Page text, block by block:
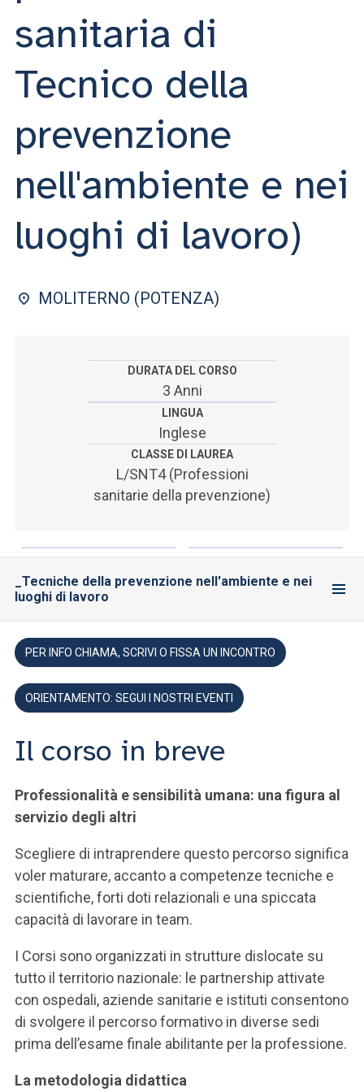
SEI UN DOCENTE O UN MEMBRO DELLO STAFF
ACCEDI A CLOUDMAIL
sanitaria di
Tecnico della
prevenzione
nell'ambiente e nei
luoghi di lavoro)
MOLITERNO (POTENZA)
DURATA DEL CORSO
3 Anni
LINGUA
Inglese
CLASSE DI LAUREA
L/SNT4 (Professioni
sanitarie della prevenzione)
_Tecniche della prevenzione nell'ambiente e nei
luoghi di lavoro
PER INFO CHIAMA, SCRIVI O FISSA UN INCONTRO
ORIENTAMENTO: SEGUI I NOSTRI EVENTI
Il corso in breve
Professionalità e sensibilità umana: una figura al
servizio degli altri
Scegliere di intraprendere questo percorso significa
voler maturare, accanto a competenze tecniche e
scientifiche, forti doti relazionali e una spiccata
capacità di lavorare in team.
I Corsi sono organizzati in strutture dislocate su
tutto il territorio nazionale: le partnership attivate
con ospedali, aziende sanitarie e istituti consentono
di svolgere il percorso formativo in diverse sedi
prima dell’esame finale abilitante per la professione.
La metodologia didattica